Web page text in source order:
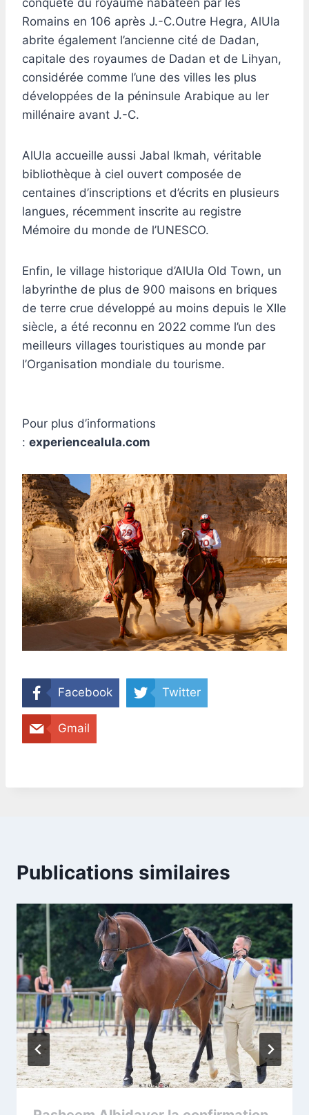
Romains en 106 après J.-C.Outre Hegra, AlUla
abrite également l’ancienne cité de Dadan,
capitale des royaumes de Dadan et de Lihyan,
considérée comme l’une des villes les plus
développées de la péninsule Arabique au Ier
millénaire avant J.-C.
AlUla accueille aussi Jabal Ikmah, véritable
bibliothèque à ciel ouvert composée de
centaines d’inscriptions et d’écrits en plusieurs
langues, récemment inscrite au registre
Mémoire du monde de l’UNESCO.
Enfin, le village historique d’AlUla Old Town, un
labyrinthe de plus de 900 maisons en briques
de terre crue développé au moins depuis le XIIe
siècle, a été reconnu en 2022 comme l’un des
meilleurs villages touristiques au monde par
l’Organisation mondiale du tourisme.
Pour plus d’informations
: experiencealula.com
Facebook Twitter
Gmail
Publications similaires